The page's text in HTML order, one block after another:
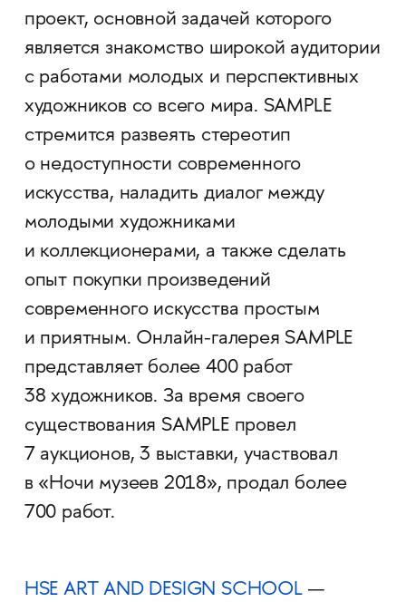
проект, основной задачей которого
является знакомство широкой аудитории
с работами молодых и перспективных
художников со всего мира. SAMPLE
стремится развеять стереотип
о недоступности современного
искусства, наладить диалог между
молодыми художниками
и коллекционерами, а также сделать
опыт покупки произведений
современного искусства простым
и приятным. Онлайн-галерея SAMPLE
представляет более 400 работ
38 художников. За время своего
существования SAMPLE провел
7 аукционов, 3 выставки, участвовал
в «Ночи музеев 2018», продал более
700 работ.
HSE ART AND DESIGN SCHOOL—